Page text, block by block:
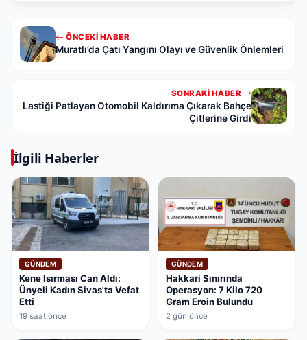
ÖNCEKI HABER
Muratlı’da Çatı Yangını Olayı ve Güvenlik Önlemleri
SONRAKI HABER
Lastiği Patlayan Otomobil Kaldırıma Çıkarak Bahçe
Çitlerine Girdi
İlgili Haberler
GÜNDEM
Kene Isırması Can Aldı:
Ünyeli Kadın Sivas'ta Vefat
Etti
19 saat önce
GÜNDEM
Hakkari Sınırında
Operasyon: 7 Kilo 720
Gram Eroin Bulundu
2 gün önce